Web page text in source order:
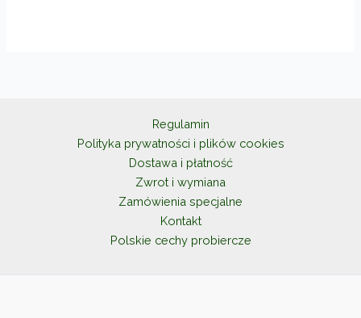
na
stronie
produktu
Regulamin
Polityka prywatności i plików cookies
Dostawa i płatność
Zwrot i wymiana
Zamówienia specjalne
Kontakt
Polskie cechy probiercze